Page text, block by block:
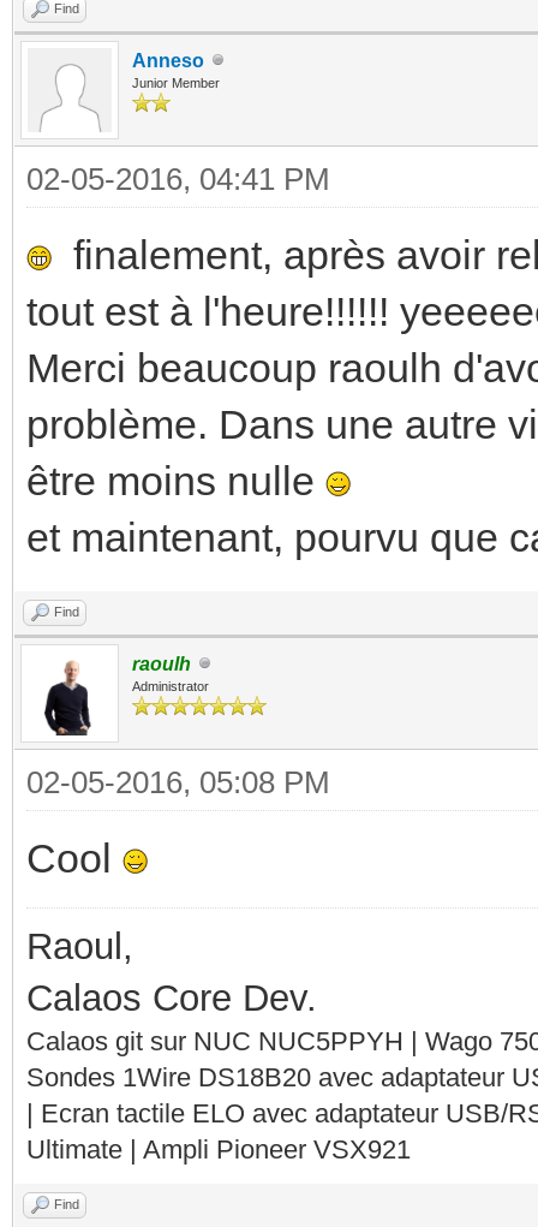
Find
Anneso
Junior Member
02-05-2016, 04:41 PM
finalement, après avoir
tout est à l'heure!!!!!!
Merci beaucoup raoulh
problème. Dans une autre
être moins nulle
et maintenant, pourvu que
Find
raoulh
Administrator
02-05-2016, 05:08 PM
Cool
Raoul,
Calaos Core Dev.
Calaos git sur NUC NUC5PPYH | Wago
Sondes 1Wire DS18B20 avec adaptateur
| Ecran tactile ELO avec adaptateur USB/
Ultimate | Ampli Pioneer VSX921
Find